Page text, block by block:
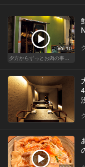
Vol.10
夕方からずっとお肉の事を考えてる貴方へ